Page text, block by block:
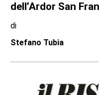
dell’Ardor San
di
Stefano Tubia